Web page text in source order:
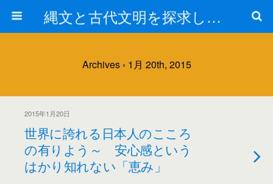
縄文と古代文明を探求しよう！
Archives › 1月 20th, 2015
2015年1月20日
世界に誇れる日本人のこころ
の有りよう～ 安心感という
はかり知れない「恵み」